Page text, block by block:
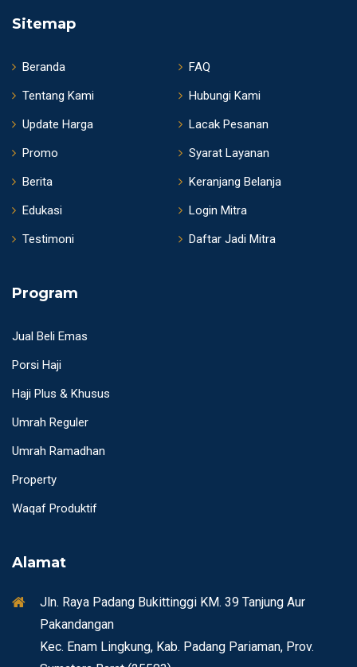
Sitemap
Beranda
Tentang Kami
Update Harga
Promo
Berita
Edukasi
Testimoni
FAQ
Hubungi Kami
Lacak Pesanan
Syarat Layanan
Keranjang Belanja
Login Mitra
Daftar Jadi Mitra
Program
Jual Beli Emas
Porsi Haji
Haji Plus & Khusus
Umrah Reguler
Umrah Ramadhan
Property
Waqaf Produktif
Alamat
Jln. Raya Padang Bukittinggi KM. 39 Tanjung Aur
Pakandangan
Kec. Enam Lingkung, Kab. Padang Pariaman, Prov.